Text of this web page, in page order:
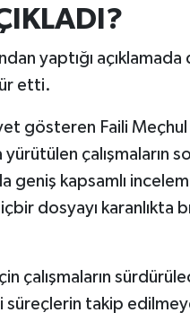
yaptığı açıklamada
etti.
gösteren Faili Meçhul
çalışmaların
geniş kapsamlı
dosyayı karanlıkta
çalışmaların
süreçlerin takip